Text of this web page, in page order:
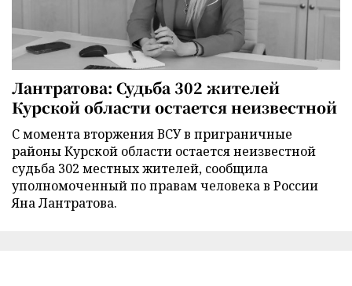
Лантратова: Судьба 302 жителей
Курской области остается неизвестной
С момента вторжения ВСУ в приграничные
районы Курской области остается неизвестной
судьба 302 местных жителей, сообщила
уполномоченный по правам человека в России
Яна Лантратова.